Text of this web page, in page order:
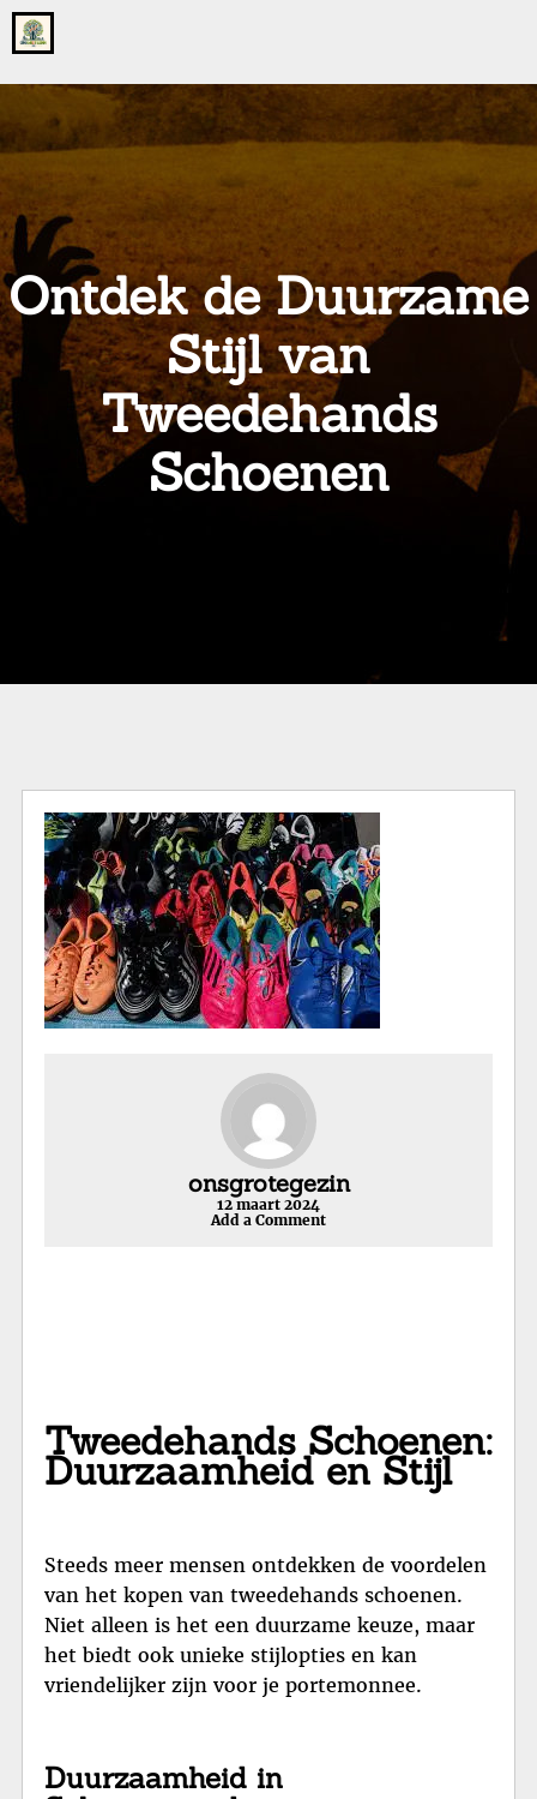
Go
to
home
onsgrotegezin.nl
Ontdek de Duurzame
Stijl van
Tweedehands
Schoenen
onsgrotegezin
12 maart 2024
Add a Comment
Tweedehands Schoenen:
Duurzaamheid en Stijl
Steeds meer mensen ontdekken de voordelen
van het kopen van tweedehands schoenen.
Niet alleen is het een duurzame keuze, maar
het biedt ook unieke stijlopties en kan
vriendelijker zijn voor je portemonnee.
Duurzaamheid in